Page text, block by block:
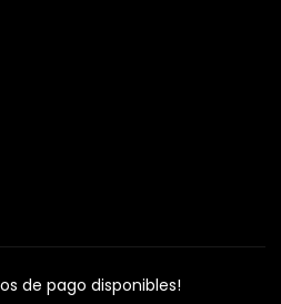
de pago disponibles!